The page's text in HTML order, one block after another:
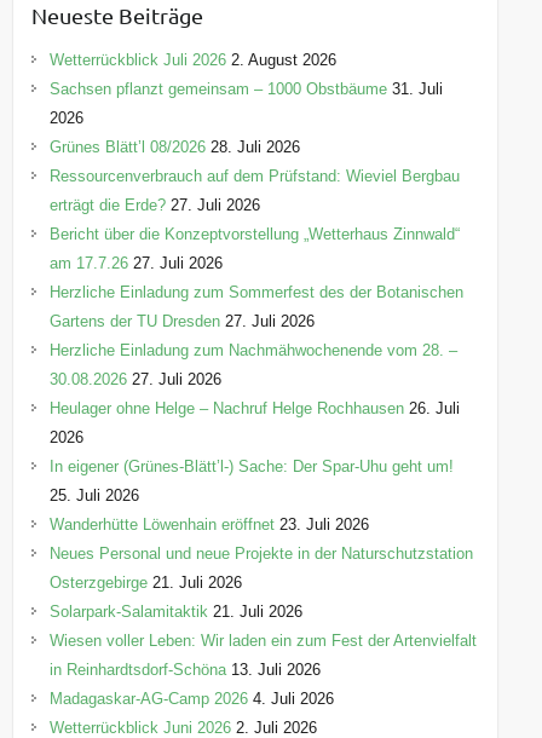
g
o
r
e
n
Neueste Beiträge
Wetterrückblick Juli 2026 2. August 2026
Sachsen pflanzt gemeinsam – 1000 Obstbäume 31. Juli
2026
Grünes Blätt’l 08/2026 28. Juli 2026
Ressourcenverbrauch auf dem Prüfstand: Wieviel Bergbau
erträgt die Erde? 27. Juli 2026
Bericht über die Konzeptvorstellung „Wetterhaus Zinnwald“
am 17.7.26 27. Juli 2026
Herzliche Einladung zum Sommerfest des der Botanischen
Gartens der TU Dresden 27. Juli 2026
Herzliche Einladung zum Nachmähwochenende vom 28. –
30.08.2026 27. Juli 2026
Heulager ohne Helge – Nachruf Helge Rochhausen 26. Juli
2026
In eigener (Grünes-Blätt’l-) Sache: Der Spar-Uhu geht um!
25. Juli 2026
Wanderhütte Löwenhain eröffnet 23. Juli 2026
Neues Personal und neue Projekte in der Naturschutzstation
Osterzgebirge 21. Juli 2026
Solarpark-Salamitaktik 21. Juli 2026
Wiesen voller Leben: Wir laden ein zum Fest der Artenvielfalt
in Reinhardtsdorf-Schöna 13. Juli 2026
Madagaskar-AG-Camp 2026 4. Juli 2026
Wetterrückblick Juni 2026 2. Juli 2026